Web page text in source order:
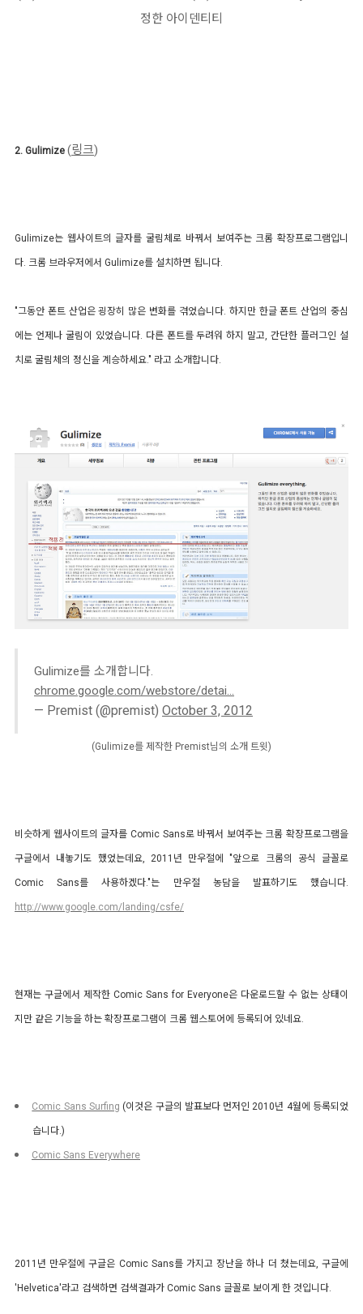
정한 아이덴티티
2. Gulimize (링크)
Gulimize는 웹사이트의 글자를 굴림체로 바꿔서 보여주는 크롬 확장프로그램입니
다. 크롬 브라우저에서 Gulimize를 설치하면 됩니다.
"그동안 폰트 산업은 굉장히 많은 변화를 겪었습니다. 하지만 한글 폰트 산업의 중심
에는 언제나 굴림이 있었습니다. 다른 폰트를 두려워 하지 말고, 간단한 플러그인 설
치로 굴림체의 정신을 계승하세요." 라고 소개합니다.
Gulimize를 소개합니다.
chrome.google.com/webstore/detai…
— Premist (@premist) October 3, 2012
(Gulimize를 제작한 Premist님의 소개 트윗)
비슷하게 웹사이트의 글자를 Comic Sans로 바꿔서 보여주는 크롬 확장프로그램을
구글에서 내놓기도 했었는데요, 2011년 만우절에 "앞으로 크롬의 공식 글꼴로
Comic Sans를 사용하겠다."는 만우절 농담을 발표하기도 했습니다.
http://www.google.com/landing/csfe/
현재는 구글에서 제작한 Comic Sans for Everyone은 다운로드할 수 없는 상태이
지만 같은 기능을 하는 확장프로그램이 크롬 웹스토어에 등록되어 있네요.
Comic Sans Surfing (이것은 구글의 발표보다 먼저인 2010년 4월에 등록되었
습니다.)
Comic Sans Everywhere
2011년 만우절에 구글은 Comic Sans를 가지고 장난을 하나 더 쳤는데요, 구글에
'Helvetica'라고 검색하면 검색결과가 Comic Sans 글꼴로 보이게 한 것입니다.